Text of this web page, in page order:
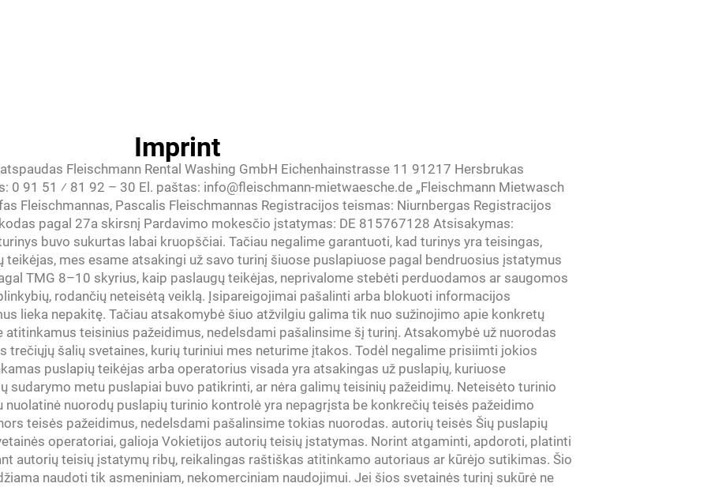
Imprint
Fleischmann Rental Washing GmbH Eichenhainstrasse 11 91217 Hersbrukas
0 91 51 ⁄ 81 92 – 30 El. paštas: info@fleischmann-mietwaesche.de „Fleischmann Mietwasch
Fleischmannas, Pascalis Fleischmannas Registracijos teismas: Niurnbergas Registracijos
pagal 27a skirsnį Pardavimo mokesčio įstatymas: DE 815767128 Atsisakymas:
buvo sukurtas labai kruopščiai. Tačiau negalime garantuoti, kad turinys yra teisingas,
teikėjas, mes esame atsakingi už savo turinį šiuose puslapiuose pagal bendruosius įstatymus
TMG 8–10 skyrius, kaip paslaugų teikėjas, neprivalome stebėti perduodamos ar saugomos
rodančių neteisėtą veiklą. Įsipareigojimai pašalinti arba blokuoti informacijos
lieka nepakitę. Tačiau atsakomybė šiuo atžvilgiu galima tik nuo sužinojimo apie konkretų
teisinius pažeidimus, nedelsdami pašalinsime šį turinį. Atsakomybė už nuorodas
trečiųjų šalių svetaines, kurių turiniui mes neturime įtakos. Todėl negalime prisiimti jokios
puslapių teikėjas arba operatorius visada yra atsakingas už puslapių, kuriuose
sudarymo metu puslapiai buvo patikrinti, ar nėra galimų teisinių pažeidimų. Neteisėto turinio
nuorodų puslapių turinio kontrolė yra nepagrįsta be konkrečių teisės pažeidimo
teisės pažeidimus, nedelsdami pašalinsime tokias nuorodas. autorių teisės Šių puslapių
operatoriai, galioja Vokietijos autorių teisių įstatymas. Norint atgaminti, apdoroti, platinti
autorių teisių įstatymų ribų, reikalingas raštiškas atitinkamo autoriaus ar kūrėjo sutikimas. Šio
naudoti tik asmeniniam, nekomerciniam naudojimui. Jei šios svetainės turinį sukūrė ne